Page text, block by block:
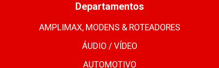
Departamentos
AMPLIMAX, MODENS & ROTEADORES
ÁUDIO / VÍDEO
AUTOMOTIVO